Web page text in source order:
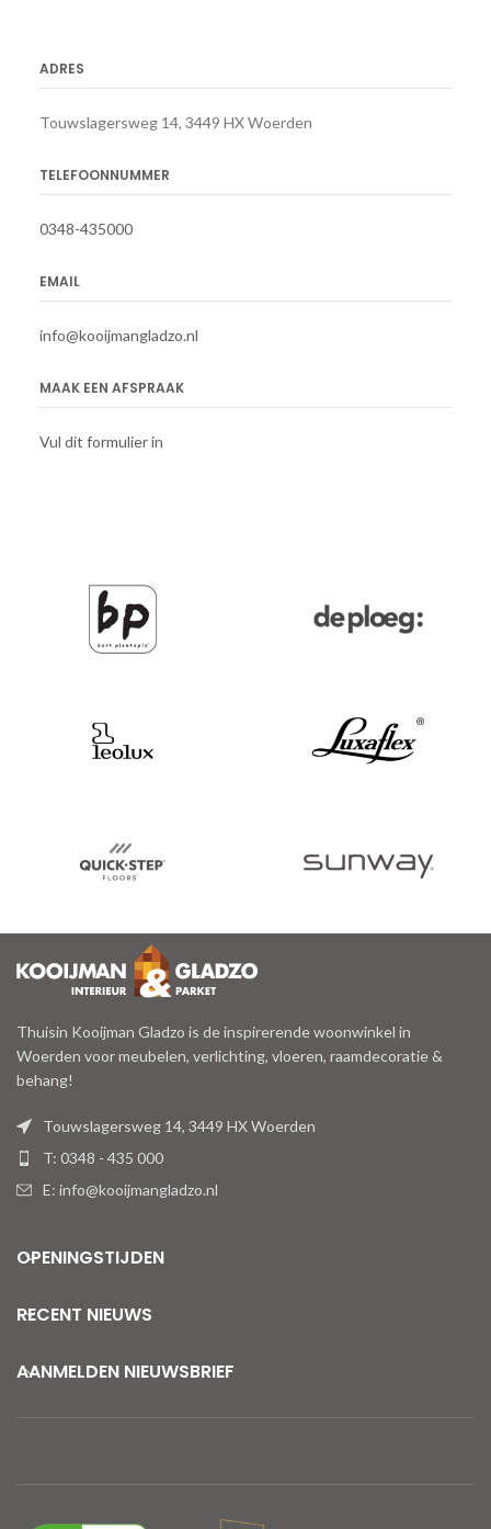
ADRES
Touwslagersweg 14, 3449 HX Woerden
TELEFOONNUMMER
0348-435000
EMAIL
info@kooijmangladzo.nl
MAAK EEN AFSPRAAK
Vul dit formulier in
Thuisin Kooijman Gladzo is de inspirerende woonwinkel in
Woerden voor meubelen, verlichting, vloeren, raamdecoratie &
behang!
Touwslagersweg 14, 3449 HX Woerden
T: 0348 - 435 000
E: info@kooijmangladzo.nl
OPENINGSTIJDEN
RECENT NIEUWS
AANMELDEN NIEUWSBRIEF